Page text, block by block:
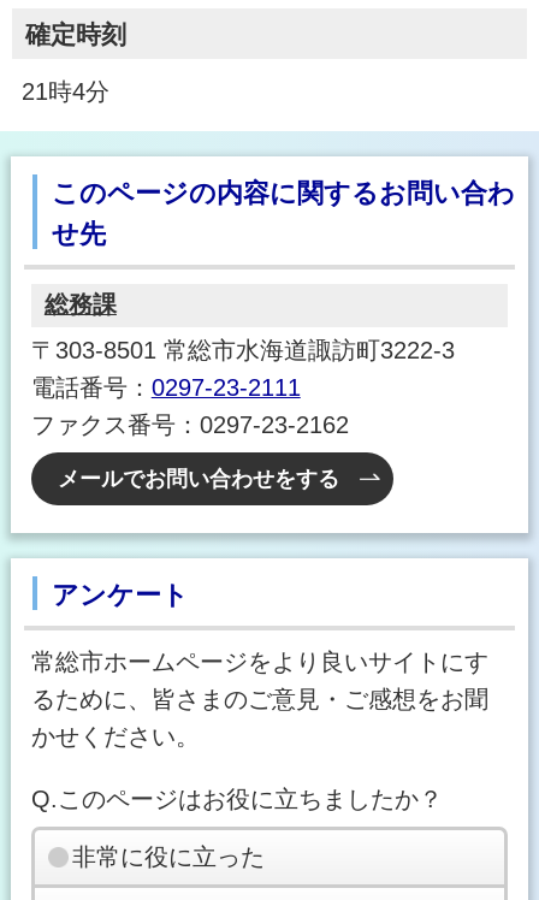
確定時刻
21時4分
このページの内容に関するお問い合わ
せ先
総務課
〒303-8501 常総市水海道諏訪町3222-3
電話番号： 0297-23-2111
ファクス番号：0297-23-2162
メールでお問い合わせをする
アンケート
常総市ホームページをより良いサイトにす
るために、皆さまのご意見・ご感想をお聞
かせください。
Q.このページはお役に立ちましたか？
非常に役に立った